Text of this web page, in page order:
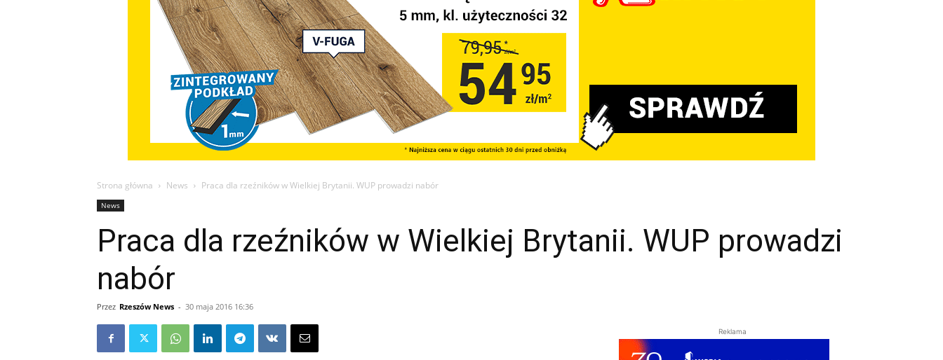
Strona główna News Praca dla rzeźników w Wielkiej Brytanii. WUP prowadzi nabór
News
Praca dla rzeźników w Wielkiej Brytanii. WUP prowadzi
nabór
Przez Rzeszów News - 30 maja 2016 16:36
Reklama